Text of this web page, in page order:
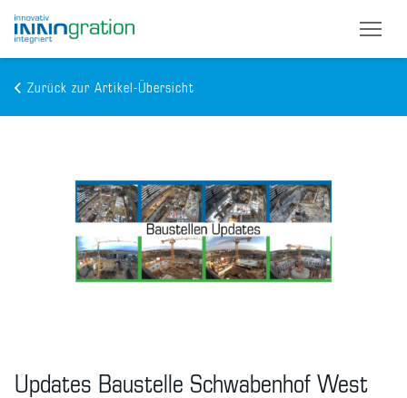
Zurück zur Artikel-Übersicht
Updates Baustelle Schwabenhof West